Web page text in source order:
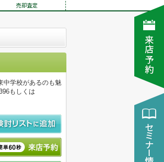
売却査定
中学校があるのも魅
もしくは